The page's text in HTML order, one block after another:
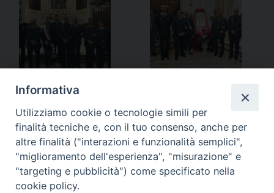
Incontro dei Cappellani del
Veneto al Santuario del
Nevegal
Nuovo Vescovo Castrense
per la Chiesa Belga
Informativa
Utilizziamo cookie o tecnologie simili per
finalità tecniche e, con il tuo consenso, anche per
altre finalità ("interazioni e funzionalità semplici",
"miglioramento dell'esperienza", "misurazione" e
"targeting e pubblicità") come specificato nella
cookie policy.